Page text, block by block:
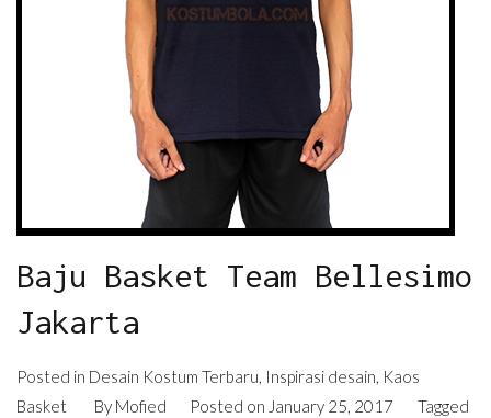
Baju Basket Team Bellesimo
Jakarta
Posted in Desain Kostum Terbaru, Inspirasi desain, Kaos
Basket
By Mofied Posted on January 25, 2017
Tagged